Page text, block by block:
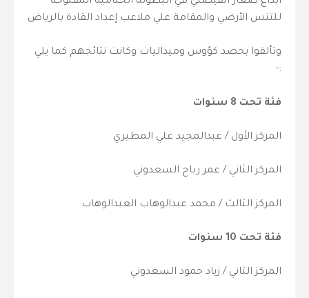
للتنس الأرضي والمقامة علي ملاعب إعداد القادة بالرياض
وتألقوا بحصد كؤوس وميداليات وكانت نتائجهم كما يلي
:-
فئة تحت 8 سنوات
المركز الأول / عبدالمجيد علي المطيري
المركز الثاني / عمر رباح السعدوني
المركز الثالث / محمد عبدالوهاب العبدالوهاب
فئة تحت 10 سنوات
المركز الثاني / زياد حمود السعدوني